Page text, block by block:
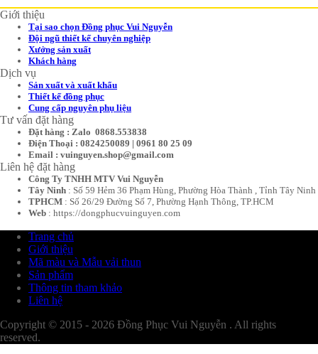
Giới thiệu
Tại sao chọn Đồng phục Vui Nguyễn
Đội ngũ thiết kế chuyên nghiệp
Xưởng sản xuất
Khách hàng
Dịch vụ
Sản xuất và xuất khẩu
Thiết kế đồng phục
Cung cấp nguyên phụ liệu
Tư vấn đặt hàng
Đặt hàng : Zalo 0868.553838
Điện Thoại : 0824250089 | 0961 80 25 09
Email : vuinguyen.shop@gmail.com
Liên hệ đặt hàng
Công Ty TNHH MTV Vui Nguyễn
Tây Ninh : Số 59 Hẻm 36 Phạm Hùng, Phường Hòa Thành , Tỉnh Tây Ninh
TPHCM : Số 26/29 Đường Số 7, Phường Hạnh Thông, TP.HCM
Web : https://dongphucvuinguyen.com
Trang chủ
Giới thiệu
Mã màu và Mẫu vải thun
Sản phẩm
Thông tin tham khảo
Liên hệ
Copyright © 2015 - 2026 Đồng Phục Vui Nguyễn . All rights
reserved.